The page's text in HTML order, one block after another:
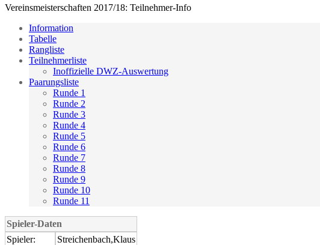
Vereinsmeisterschaften 2017/18: Teilnehmer-Info
Information
Tabelle
Rangliste
Teilnehmerliste
Inoffizielle DWZ-Auswertung
Paarungsliste
Runde 1
Runde 2
Runde 3
Runde 4
Runde 5
Runde 6
Runde 7
Runde 8
Runde 9
Runde 10
Runde 11
Spieler-Daten
Spieler:
Streichenbach,Klaus